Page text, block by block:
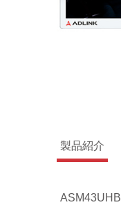
製品紹介